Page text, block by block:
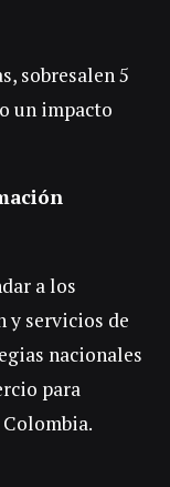
sobresalen 5
un impacto
a los
servicios de
nacionales
para